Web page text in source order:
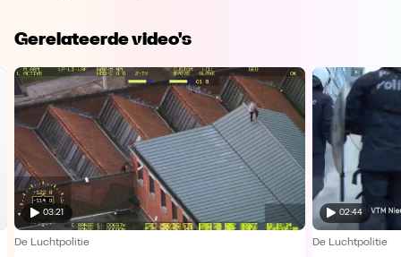
Gerelateerde video's
03:21
De Luchtpolitie
02:44
De Luchtpolitie